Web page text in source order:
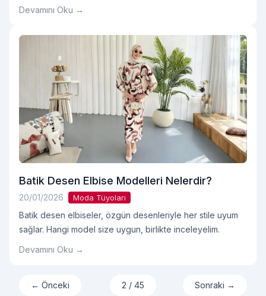
Devamını Oku →
Batik Desen Elbise Modelleri Nelerdir?
20/01/2026 Moda Tüyoları
Batik desen elbiseler, özgün desenleriyle her stile uyum
sağlar. Hangi model size uygun, birlikte inceleyelim.
Devamını Oku →
← Önceki 2 / 45 Sonraki →